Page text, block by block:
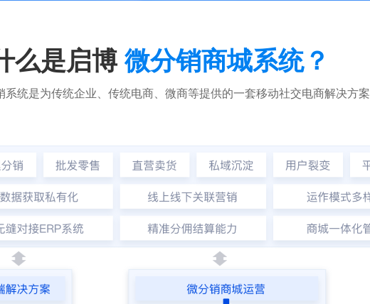
么是启博 微分销商城系统？
系统是为传统企业、传统电商、微商等提供的一套移动社交电商解决方案